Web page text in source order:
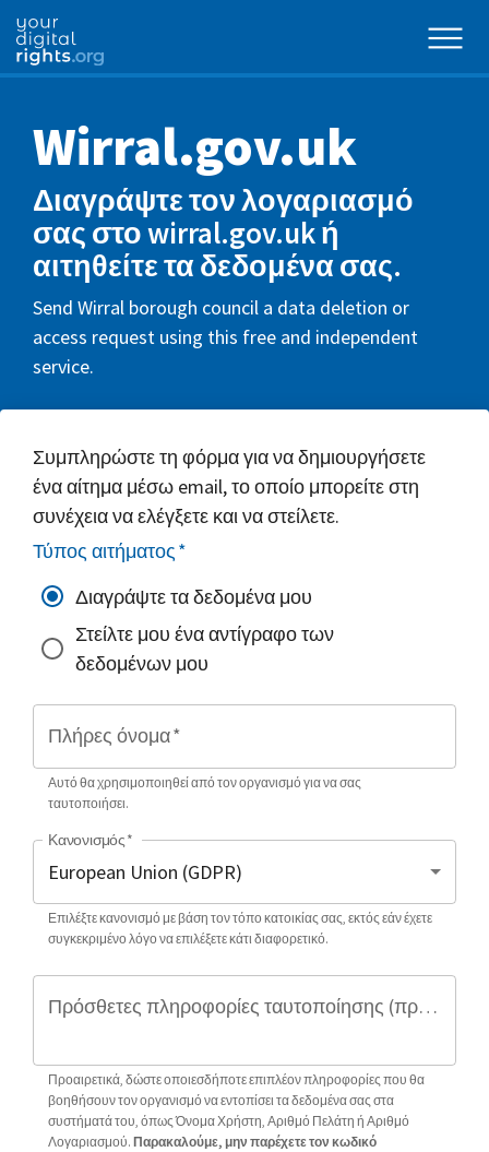
Wirral.gov.uk
Διαγράψτε τον λογαριασμό
σας στο wirral.gov.uk ή
αιτηθείτε τα δεδομένα σας.
Send Wirral borough council a data deletion or
access request using this free and independent
service.
Συμπληρώστε τη φόρμα για να δημιουργήσετε
ένα αίτημα μέσω email, το οποίο μπορείτε στη
συνέχεια να ελέγξετε και να στείλετε.
Τύπος αιτήματος*
Διαγράψτε τα δεδομένα μου
Στείλτε μου ένα αντίγραφο των
δεδομένων μου
Πλήρες όνομα*
Αυτό θα χρησιμοποιηθεί από τον οργανισμό για να σας
ταυτοποιήσει.
Κανονισμός*
Επιλέξτε κανονισμό με βάση τον τόπο κατοικίας σας, εκτός εάν έχετε
συγκεκριμένο λόγο να επιλέξετε κάτι διαφορετικό.
Πρόσθετες πληροφορίες ταυτοποίησης (προαιρετικό)
Προαιρετικά, δώστε οποιεσδήποτε επιπλέον πληροφορίες που θα
βοηθήσουν τον οργανισμό να εντοπίσει τα δεδομένα σας στα
συστήματά του, όπως Όνομα Χρήστη, Αριθμό Πελάτη ή Αριθμό
Λογαριασμού. Παρακαλούμε, μην παρέχετε τον κωδικό